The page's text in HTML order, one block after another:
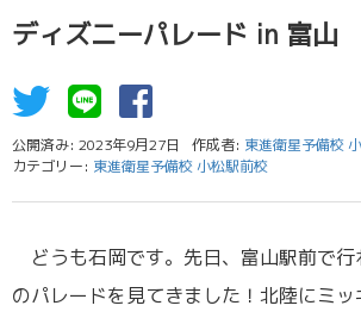
ディズニーパレード in 富山
公開済み: 2023年9月27日 作成者: 東進衛星予備校
カテゴリー: 東進衛星予備校 小松駅前校
どうも石岡です。先日、富山駅前で行
のパレードを見てきました！北陸にミッ